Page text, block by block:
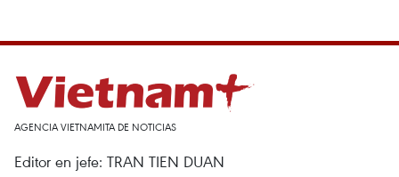
AGENCIA VIETNAMITA DE NOTICIAS
Editor en jefe: TRAN TIEN DUAN